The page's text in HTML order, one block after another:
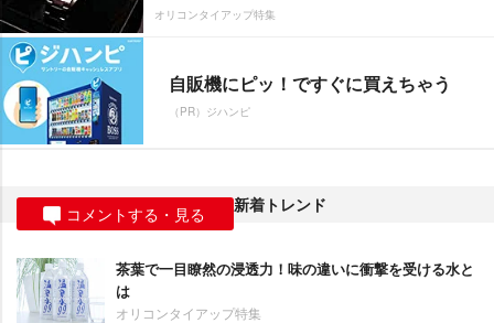
オリコンタイアップ特集
自販機にピッ！ですぐに買えちゃう
（PR）ジハンピ
コメントする・見る 新着トレンド
茶葉で一目瞭然の浸透力！味の違いに衝撃を受ける水と
は
オリコンタイアップ特集